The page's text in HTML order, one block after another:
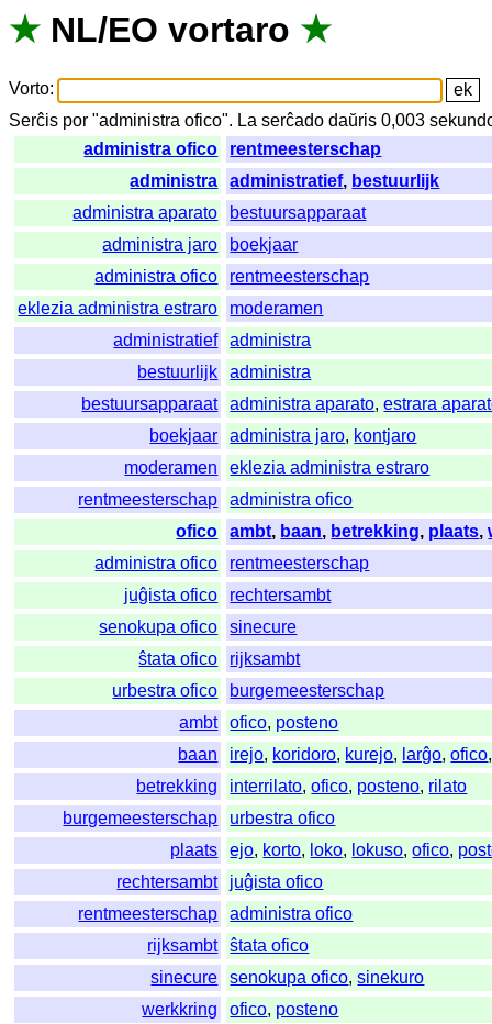
★ NL/EO vortaro ★
Vorto:
Serĉis por "administra ofico". La serĉado daŭris 0,003
administra ofico
rentmeesterschap
administra
administratief, bestuurlijk
administra aparato
bestuursapparaat
administra jaro
boekjaar
administra ofico
rentmeesterschap
eklezia administra estraro
moderamen
administratief
administra
bestuurlijk
administra
bestuursapparaat
administra aparato,estrara
boekjaar
administra jaro, kontjaro
moderamen
eklezia administra estraro
rentmeesterschap
administra ofico
ofico
ambt, baan, betrekking, plaats,
administra ofico
rentmeesterschap
juĝista ofico
rechtersambt
senokupa ofico
sinecure
ŝtata ofico
rijksambt
urbestra ofico
burgemeesterschap
ambt
ofico, posteno
baan
irejo, koridoro, kurejo, larĝo,ofico
betrekking
interrilato,ofico, posteno, rilato
burgemeesterschap
urbestra ofico
plaats
ejo, korto, loko, lokuso,ofico,
rechtersambt
juĝista ofico
rentmeesterschap
administra ofico
rijksambt
ŝtata ofico
sinecure
senokupa ofico,sinekuro
werkkring
ofico, posteno